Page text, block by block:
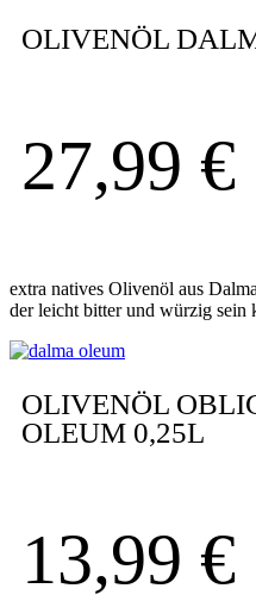
OLIVENÖL
27,99 €
extra natives Olivenöl aus
der leicht bitter und würzig sein
OLIVENÖL
OLEUM 0,25L
13,99 €